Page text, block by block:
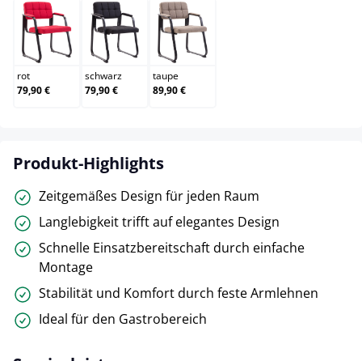
rot
rot
79,90 €
schwarz
schwarz
79,90 €
taupe
taupe
89,90 €
Produkt-Highlights
Zeitgemäßes Design für jeden Raum
Langlebigkeit trifft auf elegantes Design
Schnelle Einsatzbereitschaft durch einfache
Montage
Stabilität und Komfort durch feste Armlehnen
Ideal für den Gastrobereich